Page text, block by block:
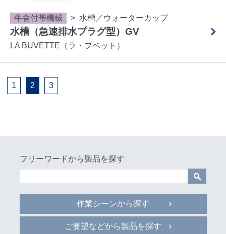
牛舎付帯機械 水槽／ウォーターカップ
水槽（急速排水プラグ型）GV
LA BUVETTE（ラ・ブベット）
1 2 3
フリーワードから製品を探す
作業シーンから探す
ご要望などから製品を探す